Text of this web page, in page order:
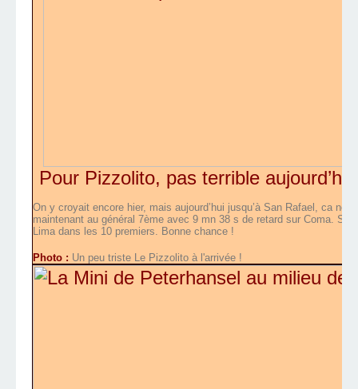
Pour Pizzolito, pas terrible
On y croyait encore hier, mais aujourd’hui jusqu’à San Rafael, ca ne
maintenant au général 7ème avec 9 mn 38 s de retard sur Coma.
Lima dans les 10 premiers. Bonne chance !
Photo : Un peu triste Le Pizzolito à l'arrivée !